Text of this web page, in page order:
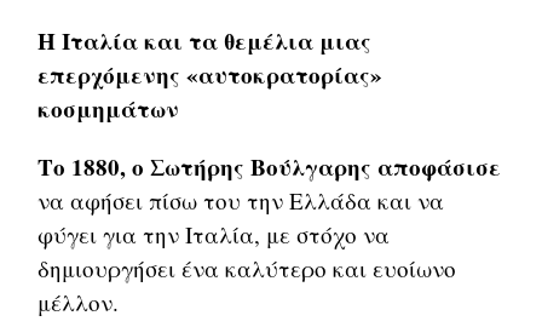
Η Ιταλία και τα θεμέλια μιας
επερχόμενης «αυτοκρατορίας»
κοσμημάτων
Το 1880, ο Σωτήρης Βούλγαρης αποφάσισε
να αφήσει πίσω του την Ελλάδα και να
φύγει για την Ιταλία, με στόχο να
δημιουργήσει ένα καλύτερο και ευοίωνο
μέλλον.